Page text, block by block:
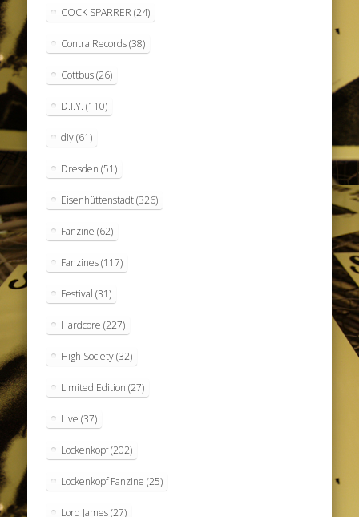
COCK SPARRER (24)
Contra Records(38)
Cottbus(26)
D.I.Y. (110)
diy(61)
Dresden (51)
Eisenhüttenstadt(326)
Fanzine (62)
Fanzines(117)
Festival (31)
Hardcore (227)
High Society(32)
Limited Edition (27)
Live (37)
Lockenkopf(202)
Lockenkopf Fanzine (25)
Lord James(27)